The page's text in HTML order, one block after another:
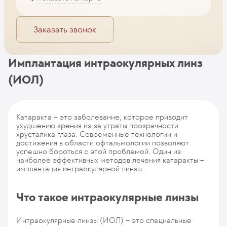
Заказать звонок
Имплантация интраокулярных линз
(ИОЛ)
Катаракта – это заболевание, которое приводит
ухудшению зрения из-за утраты прозрачности
хрусталика глаза. Современные технологии и
достижения в области офтальмологии позволяют
успешно бороться с этой проблемой. Один из
наиболее эффективных методов лечения катаракты –
имплантация интраокулярной линзы.
Что такое интраокулярные линзы
Интраокулярные линзы (ИОЛ) – это специальные